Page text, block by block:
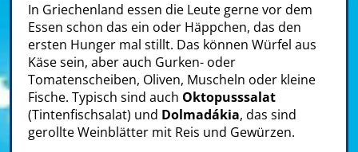
In Griechenland essen die Leute gerne vor dem
Essen schon das ein oder Häppchen, das den
ersten Hunger mal stillt. Das können Würfel aus
Käse sein, aber auch Gurken- oder
Tomatenscheiben, Oliven, Muscheln oder kleine
Fische. Typisch sind auch Oktopusssalat
(Tintenfischsalat) und Dolmadákia, das sind
gerollte Weinblätter mit Reis und Gewürzen.